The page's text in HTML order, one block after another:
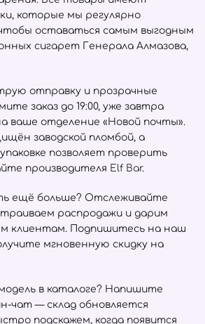
которые мы регулярно
оставаться самым выгодным
сигарет Генерала Алмазова,
отправку и прозрачные
заказ до 19:00, уже завтра
ваше отделение «Новой почты».
заводской пломбой, а
позволяет проверить
производителя Elf Bar.
ещё больше? Отслеживайте
распродажи и дарим
клиентам. Подпишитесь на наш
мгновенную скидку на
в каталоге? Напишите
чат — склад обновляется
подскажем, когда появится